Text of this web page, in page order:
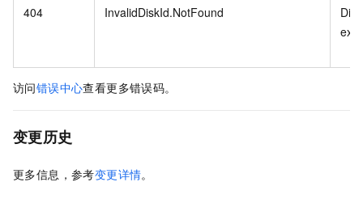
404 InvalidDiskId.NotFound
访问错误中心查看更多错误码。
变更历史
更多信息，参考变更详情。